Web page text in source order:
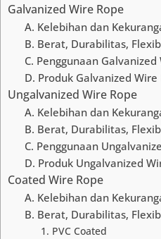
Galvanized Wire Rope
A. Kelebihan dan
B. Berat, Durabilitas,
C. Penggunaan
D. Produk Galvanized Wire
Ungalvanized Wire Rope
A. Kelebihan dan
B. Berat, Durabilitas,
C. Penggunaan
D. Produk Ungalvanized
Coated Wire Rope
A. Kelebihan dan
B. Berat, Durabilitas,
1. PVC Coated